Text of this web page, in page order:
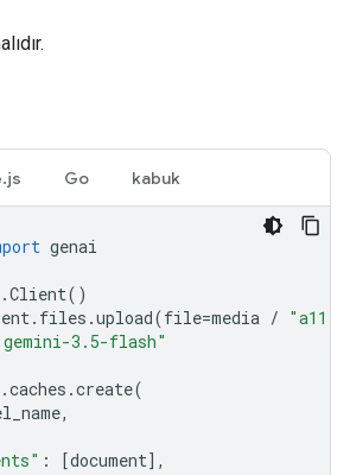
Go kabuk
genai
.Client()
. files .upload(file=media /
3.5-flash"
.caches .create(
,
: [document],